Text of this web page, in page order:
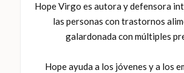
Hope Virgo es autora y defensora
las personas con trastornos
galardonada con múltiples
Hope ayuda a los jóvenes y a los